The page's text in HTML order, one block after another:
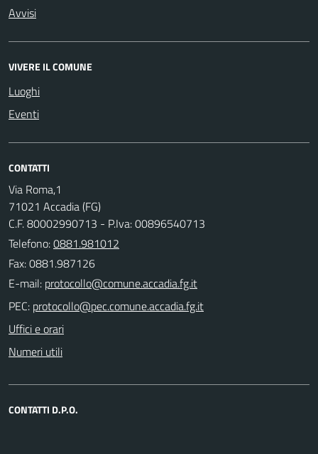
Avvisi
VIVERE IL COMUNE
Luoghi
Eventi
CONTATTI
Via Roma,1
71021 Accadia (FG)
C.F. 80002990713 - P.Iva: 00896540713
Telefono:0881.981012
Fax: 0881.987126
E-mail:
PEC:
Uffici e orari
Numeri utili
CONTATTI D.P.O.